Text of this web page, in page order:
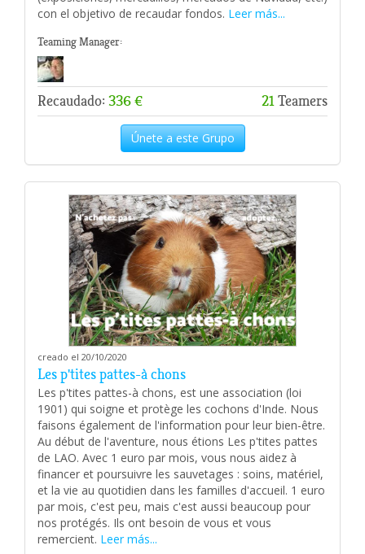
con el objetivo de recaudar fondos. Leer más...
Teaming Manager:
Recaudado: 336 € 21Teamers
Únete a este Grupo
creado el 20/10/2020
Les p'tites pattes-à chons
Les p'tites pattes-à chons, est une association (loi
1901) qui soigne et protège les cochons d'Inde. Nous
faisons également de l'information pour leur bien-être.
Au début de l'aventure, nous étions Les p'tites pattes
de LAO. Avec 1 euro par mois, vous nous aidez à
financer et poursuivre les sauvetages : soins, matériel,
et la vie au quotidien dans les familles d'accueil. 1 euro
par mois, c'est peu, mais c'est aussi beaucoup pour
nos protégés. Ils ont besoin de vous et vous
remercient. Leer más...